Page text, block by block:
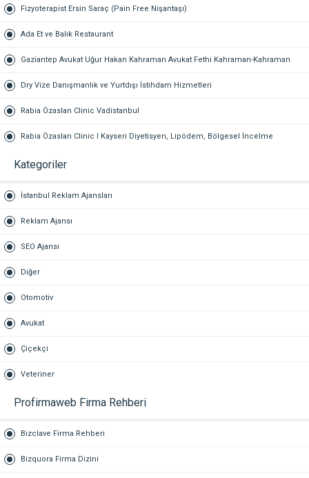
REKLAM
AVUKATI – TAZMİNAT AVUKATI
Fizyoterapist Ersin Saraç (Pain Free Nişantaşı)
Ada Et ve Balık Restaurant
Gaziantep Avukat Uğur Hakan Kahraman Avukat Fethi Kahraman-Kahraman
Hukuk Bürosu Gaziantep
Dry Vize Danışmanlık ve Yurtdışı İstihdam Hizmetleri
Rabia Özaslan Clinic Vadistanbul
Rabia Özaslan Clinic I Kayseri Diyetisyen, Lipödem, Bölgesel İncelme
Kategoriler
İstanbul Reklam Ajansları
Reklam Ajansı
SEO Ajansı
Diğer
Otomotiv
Avukat
Çiçekçi
Veteriner
Profirmaweb Firma Rehberi
Bizclave Firma Rehberi
Bizquora Firma Dizini